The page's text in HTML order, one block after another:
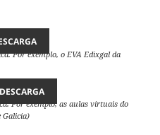
Por exemplo, o EVA Edixgal da
DESCARGA
Por exemplo, as aulas virtuais do
Galicia)